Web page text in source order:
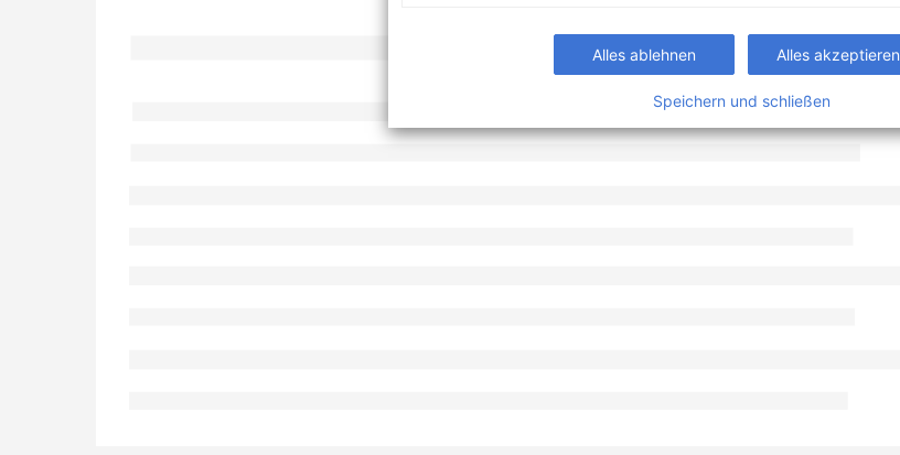
Alles ablehnen Alles akzeptieren
Speichern und schließen